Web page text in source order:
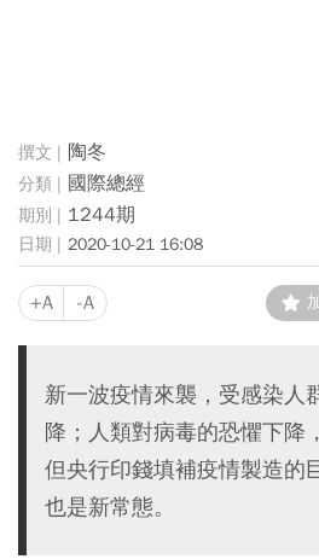
陶冬
國際總經
1244期
2020-10-21 16:08
+A -A
新一波疫情來襲，受感染人
降；人類對病毒的恐懼下降
但央行印錢填補疫情製造的
也是新常態。